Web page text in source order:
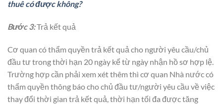
thuê có được không?
Bước 3:Trả kết quả
Cơ quan có thẩm quyền trả kết quả cho người yêu cầu/chủ
đầu tư trong thời hạn 20 ngày kể từ ngày nhận hồ sơ hợp lệ.
Trường hợp cần phải xem xét thêm thì cơ quan Nhà nước có
thẩm quyền thông báo cho chủ đầu tư/người yêu cầu về việc
thay đổi thời gian trả kết quả, thời hạn tối đa được tăng